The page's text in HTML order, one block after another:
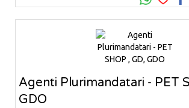
Agenti Plurimandatari - PET
GDO